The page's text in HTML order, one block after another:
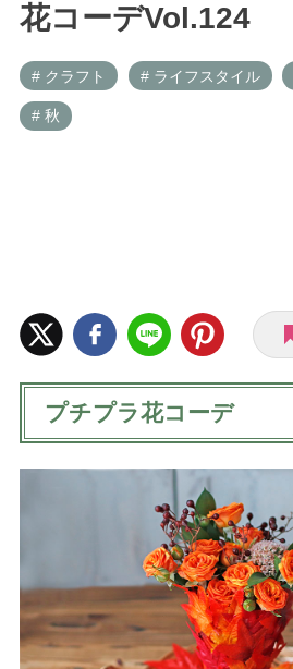
花コーデVol.124
# クラフト # ライフスタイル
# 秋
プチプラ花コーデ